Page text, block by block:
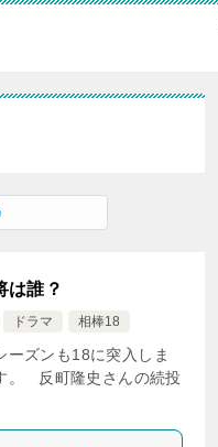
は誰？
ドラマ 相棒18
ズンも18に突入しま
。 反町隆史さんの続投